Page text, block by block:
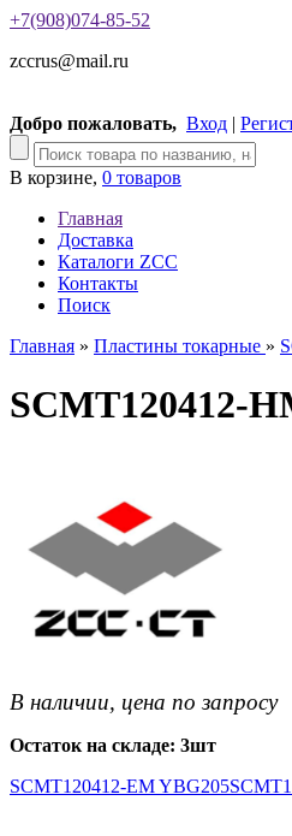
+7(908)074-85-52
zccrus@mail.ru
Добро пожаловать, Вход |
В корзине, 0 товаров
Главная
Доставка
Каталоги ZCC
Контакты
Поиск
Главная » Пластины токарные »
SCMT120412-
В наличии, цена по запросу
Остаток на складе: 3шт
SCMT120412-EM YBG205